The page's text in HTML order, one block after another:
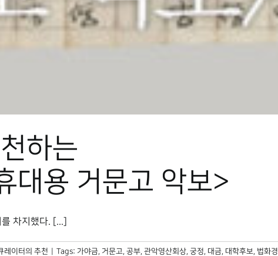
하는
대용 거문고 악보>
차지했다. [...]
레이터의 추천 Tags: 가야금, 거문고, 공부, 관악영산회상, 궁정, 대금, 대학후보, 법화경